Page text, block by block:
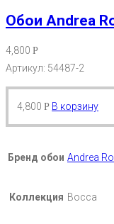
Обои Andrea
4,800 Р
Артикул: 54487-2
4,800 Р В корзину
Бренд обои Andrea
Коллекция Bocca